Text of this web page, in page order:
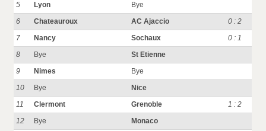
5
Lyon
Bye
6
Chateauroux AC Ajaccio
0 : 2
7
Nancy Sochaux
0 : 1
8
Bye
St Etienne
9
Nimes
Bye
10
Bye
Nice
11
Clermont Grenoble
1 : 2
12
Bye
Monaco